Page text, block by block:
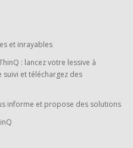
et inrayables
: lancez votre lessive à
et téléchargez des
informe et propose des solutions